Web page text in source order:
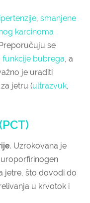
, smanjene
karcinoma
se
funkcije bubrega, a
je uraditi
jetru (ultrazvuk,
. Uzrokovana je
uroporfirinogen
jetre, što dovodi do
u krvotok i